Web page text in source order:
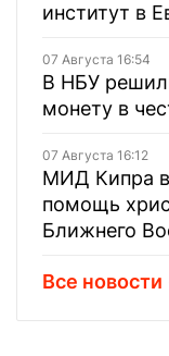
институт в
07 Августа 16:54
В НБУ
монету в
07 Августа 16:12
МИД Кипра
помощь
Ближнего
Все новости